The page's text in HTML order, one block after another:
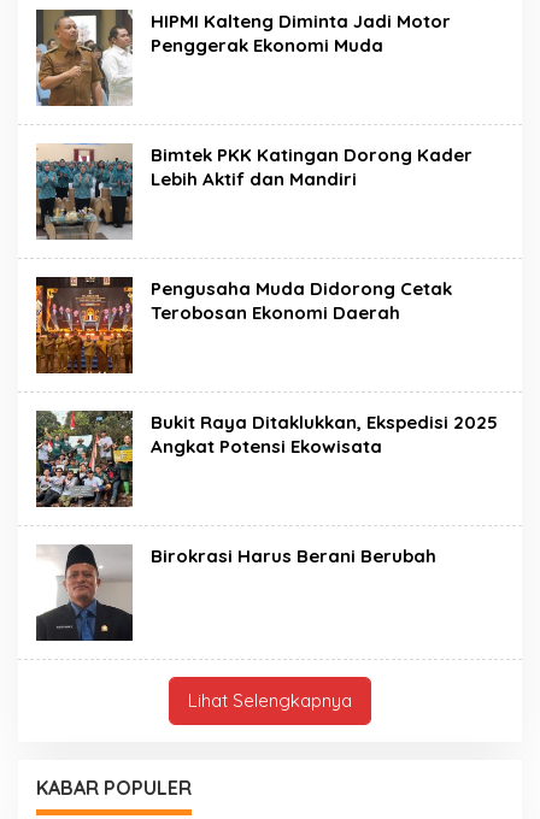
HIPMI Kalteng Diminta Jadi Motor
Penggerak Ekonomi Muda
Bimtek PKK Katingan Dorong Kader
Lebih Aktif dan Mandiri
Pengusaha Muda Didorong Cetak
Terobosan Ekonomi Daerah
Bukit Raya Ditaklukkan, Ekspedisi 2025
Angkat Potensi Ekowisata
Birokrasi Harus Berani Berubah
Lihat Selengkapnya
KABAR POPULER